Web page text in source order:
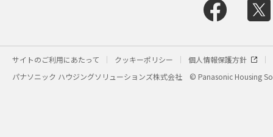
サイトのご利用にあたって クッキーポリシー
個人情報保護方針
パナソニック ハウジングソリューションズ株式会社
© Panasonic Housing